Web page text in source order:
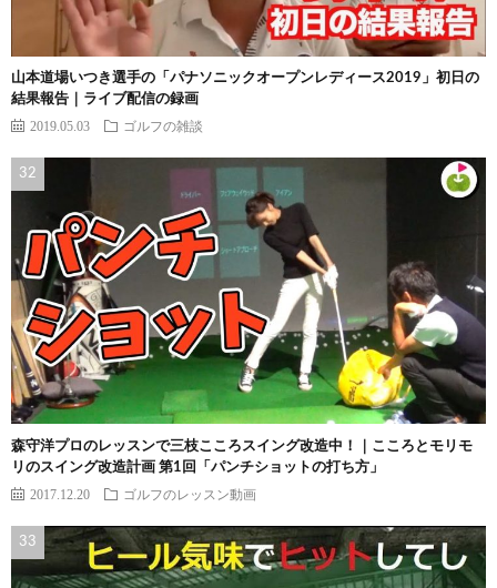
山本道場いつき選手の「パナソニックオープンレディース2019」初日の
結果報告｜ライブ配信の録画
2019.05.03 ゴルフの雑談
森守洋プロのレッスンで三枝こころスイング改造中！｜こころとモリモ
リのスイング改造計画 第1回「パンチショットの打ち方」
2017.12.20 ゴルフのレッスン動画